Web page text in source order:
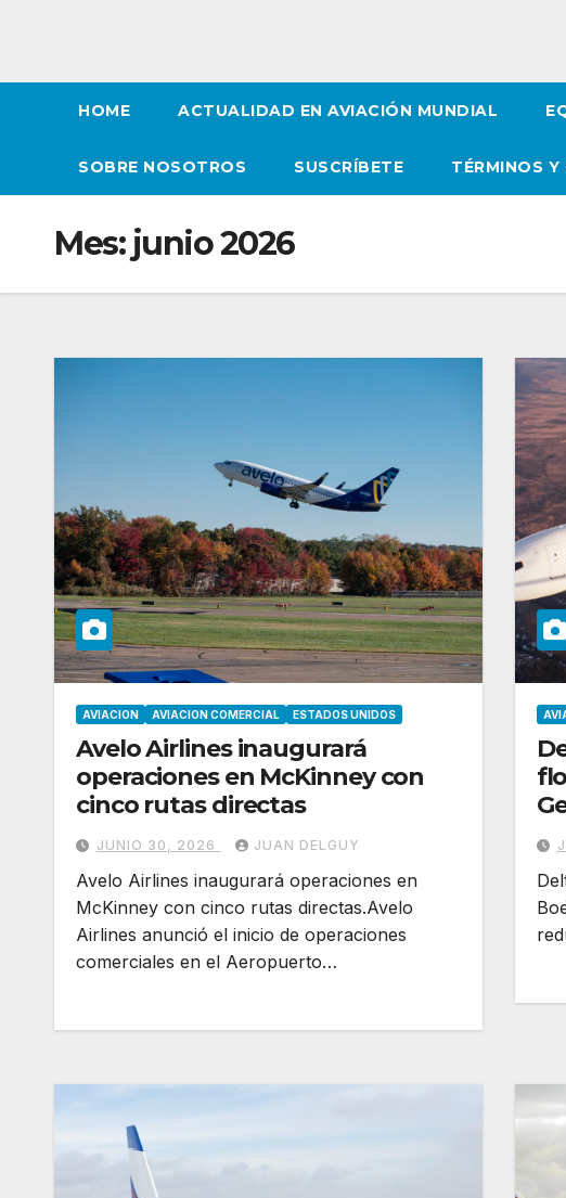
HOME ACTUALIDAD EN AVIACIÓN MUNDIAL
SOBRE NOSOTROS SUSCRÍBETE TÉRMINOS Y
Mes: junio 2026
AVIACION AVIACION COMERCIAL ESTADOS UNIDOS
Avelo Airlines inaugurará
operaciones en McKinney con
cinco rutas directas
JUNIO 30, 2026 JUAN DELGUY
Avelo Airlines inaugurará operaciones en
McKinney con cinco rutas directas.Avelo
Airlines anunció el inicio de operaciones
comerciales en el Aeropuerto…